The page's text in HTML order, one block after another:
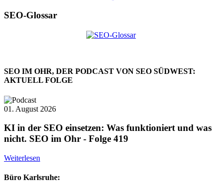
SEO-Glossar
SEO IM OHR, DER PODCAST VON SEO SÜDWEST:
AKTUELL FOLGE
01. August 2026
KI in der SEO einsetzen: Was funktioniert und was
nicht. SEO im Ohr - Folge 419
Weiterlesen
Büro Karlsruhe: